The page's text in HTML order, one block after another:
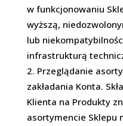
w funkcjonowaniu
wyższą,
lub
infrastrukturą
Przeglądanie
zakładania Konta.
Klienta na Produkty
asortymencie Sklepu